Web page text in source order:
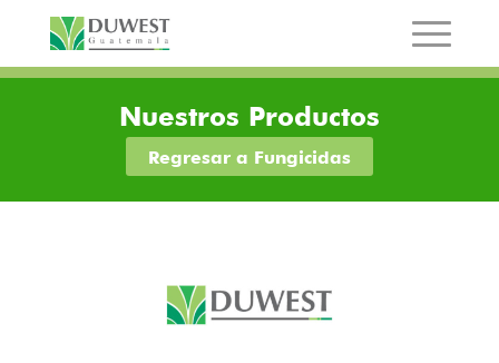
Nuestros Productos
Regresar a Fungicidas